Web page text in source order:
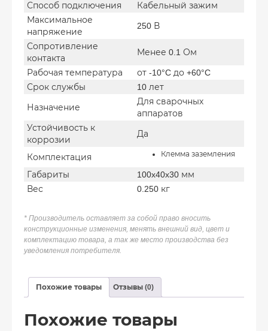
Способ подключения
Кабельный зажим
Максимальное
напряжение
250 В
Сопротивление
контакта
Менее 0.1 Ом
Рабочая температура
от -10°C до +60°C
Срок службы
10 лет
Назначение
Для сварочных
аппаратов
Устойчивость к
коррозии
Да
Комплектация Клемма заземления
Габариты
100x40x30 мм
Вес
0.250 кг
* Производитель оставляет за собой право вносить
конструкционные изменения, менять внешний вид, цвет и
комплектацию товара, а так же место производства без
уведомления потребителя.
Похожие товары Отзывы (0)
Похожие товары